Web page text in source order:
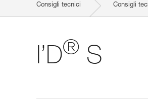
Consigli tecnici Consigli
I’D® S